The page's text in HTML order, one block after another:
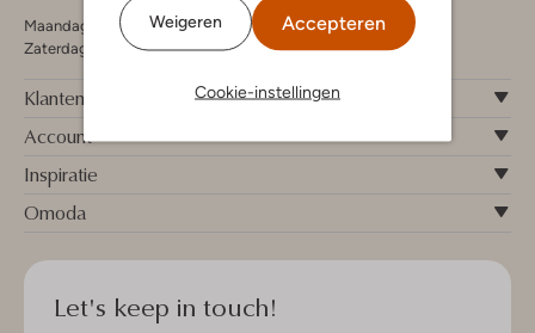
Weigeren Accepteren
Cookie-instellingen
Maandag - Vrijdag 09:00 - 19:00 uur
Zaterdag 09:00 - 17:00 uur
Klantenservice
Account
Inspiratie
Omoda
Let's keep in touch!